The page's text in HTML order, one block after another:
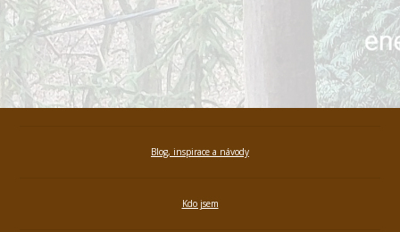
Blog, inspirace a návody
Kdo jsem